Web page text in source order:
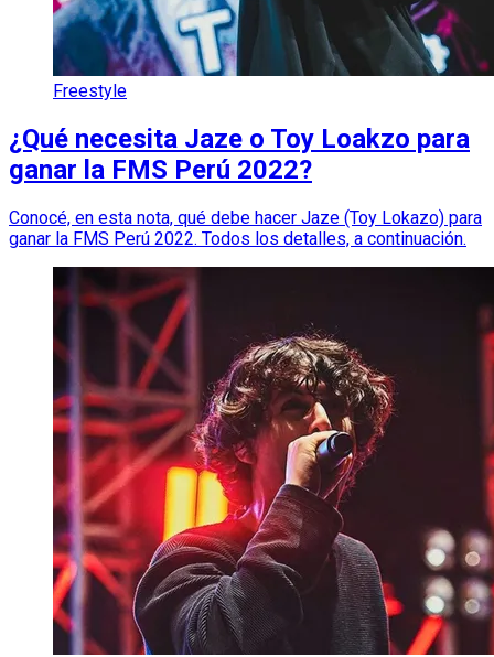
Freestyle
¿Qué necesita Jaze o Toy Loakzo para
ganar la FMS Perú 2022?
Conocé, en esta nota, qué debe hacer Jaze (Toy Lokazo) para
ganar la FMS Perú 2022. Todos los detalles, a continuación.